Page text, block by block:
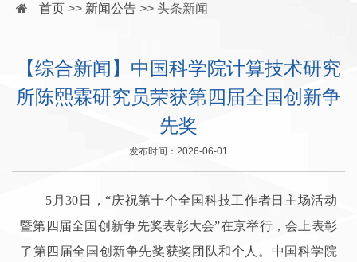
首页 >> 新闻公告 >> 头条新闻
【综合新闻】中国科学院计算技术研究
所陈熙霖研究员荣获第四届全国创新争
先奖
发布时间：2026-06-01
5月30日，“庆祝第十个全国科技工作者日主场活动
暨第四届全国创新争先奖表彰大会”在京举行，会上表彰
了第四届全国创新争先奖获奖团队和个人。中国科学院